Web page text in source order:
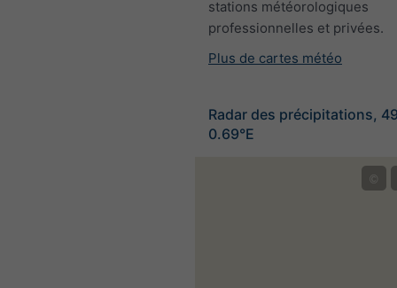
stations météorologiques
professionnelles et privées.
Plus de cartes météo
Radar des précipitations,
0.69°E
©